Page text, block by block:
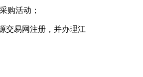
购活动；
易网注册，并办理江